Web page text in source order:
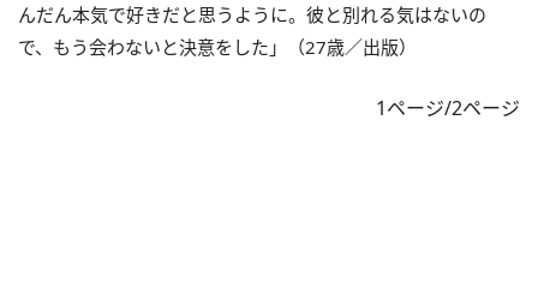
んだん本気で好きだと思うように。彼と別れる気はないの
で、もう会わないと決意をした」（27歳／出版）
1ページ/2ページ